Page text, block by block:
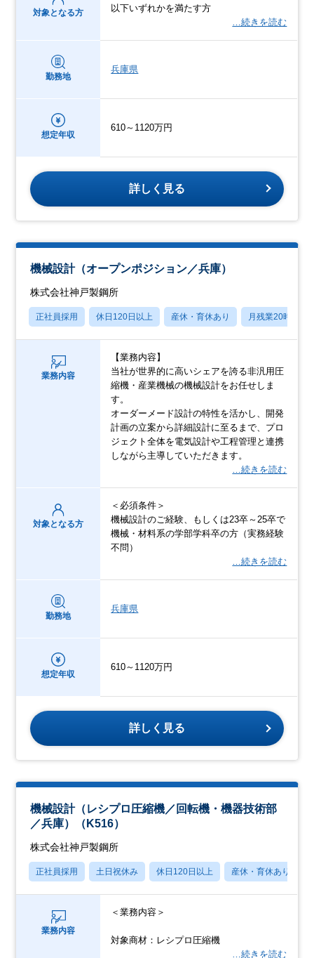
対象となる方
以下いずれかを満たす方
…続きを読む
勤務地
兵庫県
想定年収
610～1120万円
詳しく見る
機械設計（オープンポジション／兵庫）
株式会社神戸製鋼所
正社員採用 休日120日以上 産休・育休あり 月残業20時間以
業務内容
【業務内容】
当社が世界的に高いシェアを誇る非汎用圧
縮機・産業機械の機械設計をお任せしま
す。
オーダーメード設計の特性を活かし、開発
計画の立案から詳細設計に至るまで、プロ
ジェクト全体を電気設計や工程管理と連携
しながら主導していただきます。
…続きを読む
対象となる方
＜必須条件＞
機械設計のご経験、もしくは23卒～25卒で
機械・材料系の学部学科卒の方（実務経験
不問）
…続きを読む
勤務地
兵庫県
想定年収
610～1120万円
詳しく見る
機械設計（レシプロ圧縮機／回転機・機器技術部
／兵庫）（K516）
株式会社神戸製鋼所
正社員採用 土日祝休み 休日120日以上 産休・育休あり
業務内容
＜業務内容＞
対象商材：レシプロ圧縮機
…続きを読む